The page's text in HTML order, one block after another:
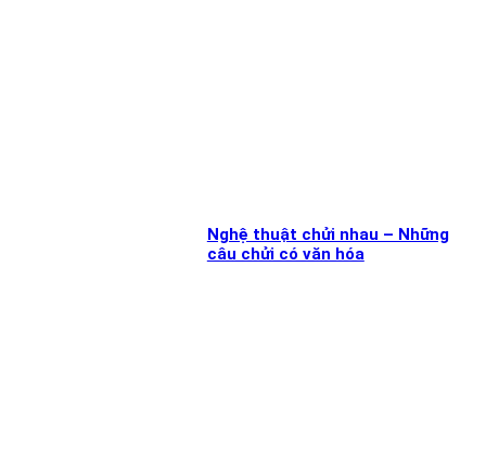
Nghệ thuật chửi nhau – Những
câu chửi có văn hóa